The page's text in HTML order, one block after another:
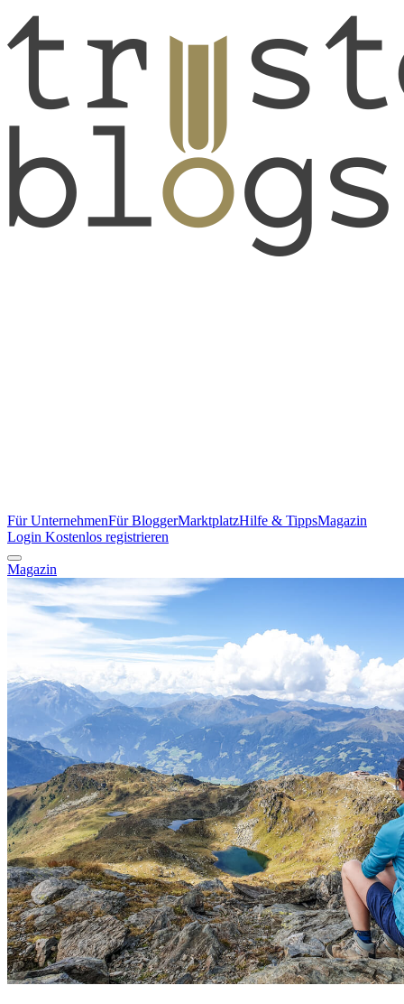
Für UnternehmenFür BloggerMarktplatzHilfe & TippsMagazin
Login Kostenlos registrieren
Magazin